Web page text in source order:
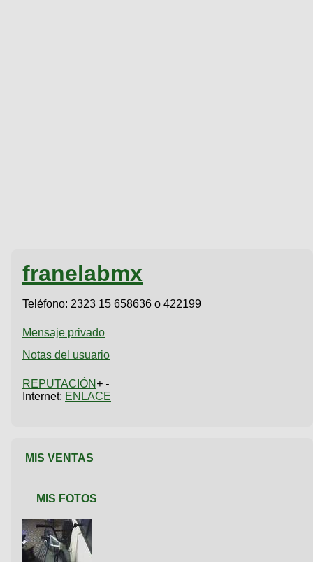
franelabmx
Teléfono: 2323 15 658636 o 422199
Mensaje privado
Notas del usuario
REPUTACIÓN + -
Internet: ENLACE
MIS VENTAS
MIS FOTOS